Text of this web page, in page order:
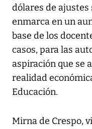
dólares de ajustes
enmarca en un
base de los
casos, para las
aspiración que se
realidad
Educación.
Mirna de Crespo,